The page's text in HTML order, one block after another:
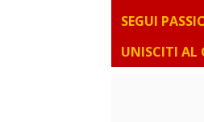
SEGUI
UNISCITI AL